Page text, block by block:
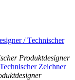
Produktdesigner